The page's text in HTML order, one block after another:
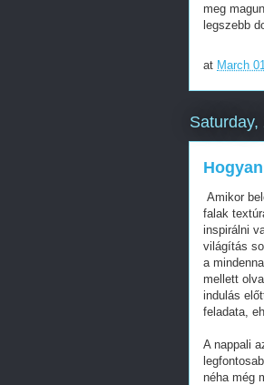
meg
legszebb
at March
Amikor
falak
inspirálni
világítás
a
mellett
indulás
feladata,
A nappali
néha még